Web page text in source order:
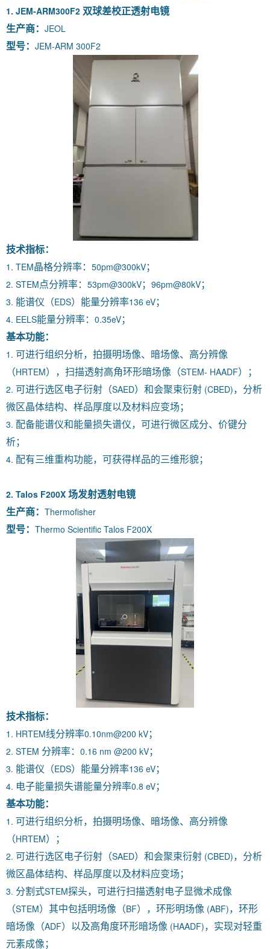
1. JEM-ARM300F2 双球差校正透射电镜
生产商： JEOL
型号： JEM-ARM 300F2
技术指标：
1. TEM晶格分辨率： 50pm@300kV；
2. STEM点分辨率： 53pm@300kV； 96pm@80kV；
3. 能谱仪（EDS）能量分辨率136 eV；
4. EELS能量分辨率： 0.35eV；
基本功能：
1. 可进行组织分析，拍摄明场像、暗场像、高分辨像
（HRTEM），扫描透射高角环形暗场像（STEM- HAADF）；
2. 可进行选区电子衍射（SAED）和会聚束衍射 (CBED)，分析
微区晶体结构、样品厚度以及材料应变场；
3. 配备能谱仪和能量损失谱仪，可进行微区成分、价键分
析；
4. 配有三维重构功能，可获得样品的三维形貌；
2. Talos F200X 场发射透射电镜
生产商： Thermofisher
型号： Thermo Scientific Talos F200X
技术指标：
1. HRTEM线分辨率0.10nm@200 kV；
2. STEM 分辨率： 0.16 nm @200 kV；
3. 能谱仪（EDS）能量分辨率136 eV；
4. 电子能量损失谱能量分辨率0.8 eV；
基本功能：
1. 可进行组织分析，拍摄明场像、暗场像、高分辨像
（HRTEM）；
2. 可进行选区电子衍射（SAED）和会聚束衍射 (CBED)，分析
微区晶体结构、样品厚度以及材料应变场；
3. 分割式STEM探头，可进行扫描透射电子显微术成像
（STEM）其中包括明场像（BF），环形明场像 (ABF)，环形
暗场像（ADF）以及高角度环形暗场像 (HAADF)，实现对轻重
元素成像；